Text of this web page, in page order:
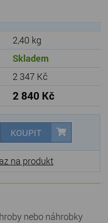
2,40 kg
Skladem
2 347 Kč
2 840 Kč
KOUPIT
na produkt
nebo náhrobky